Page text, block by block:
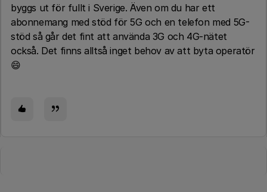
byggs ut för fullt i Sverige. Även om du har ett
abonnemang med stöd för 5G och en telefon med 5G-
stöd så går det fint att använda 3G och 4G-nätet
också. Det finns alltså inget behov av att byta operatör
😄